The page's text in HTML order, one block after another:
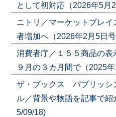
として初対応（2026年5月
ニトリ／マーケットプレ
者増加へ（2026年2月5日
消費者庁／１５５商品の表
９月の３カ月間で（2025
ザ・ブックス パブリッシ
ル／背景や物語を記事で
5/09/18)